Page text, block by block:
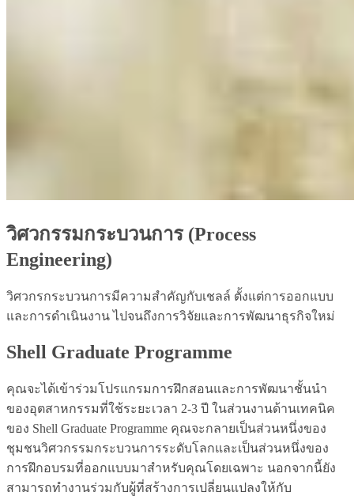
วิศวกรรมกระบวนการ (Process
Engineering)
วิศวกรกระบวนการมีความสำคัญกับเชลล์ ตั้งแต่การออกแบบ
และการดำเนินงาน ไปจนถึงการวิจัยและการพัฒนาธุรกิจใหม่
Shell Graduate Programme
คุณจะได้เข้าร่วมโปรแกรมการฝึกสอนและการพัฒนาชั้นนำ
ของอุตสาหกรรมที่ใช้ระยะเวลา 2-3 ปี ในส่วนงานด้านเทคนิค
ของ Shell Graduate Programme คุณจะกลายเป็นส่วนหนึ่งของ
ชุมชนวิศวกรรมกระบวนการระดับโลกและเป็นส่วนหนึ่งของ
การฝึกอบรมที่ออกแบบมาสำหรับคุณโดยเฉพาะ นอกจากนี้ยัง
สามารถทำงานร่วมกับผู้ที่สร้างการเปลี่ยนแปลงให้กับ